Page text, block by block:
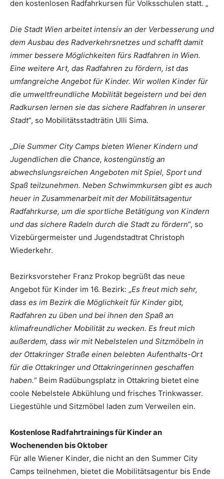
den kostenlosen Radfahrkursen für Volksschulen statt. „
Die Stadt Wien arbeitet intensiv an der Verbesserung und
dem Ausbau des Radverkehrsnetzes und schafft damit
immer bessere Möglichkeiten fürs Radfahren in Wien.
Eine weitere Art, das Radfahren zu fördern, ist das
umfangreiche Angebot für Kinder. Wir wollen Kinder für
die umweltfreundliche Mobilität begeistern und bei den
Radkursen lernen sie das sichere Radfahren in unserer
Stadt“, so Mobilitätsstadträtin Ulli Sima.
„Die Summer City Camps bieten Wiener Kindern und
Jugendlichen die Chance, kostengünstig an
abwechslungsreichen Angeboten mit Spiel, Sport und
Spaß teilzunehmen. Neben Schwimmkursen gibt es auch
heuer in Zusammenarbeit mit der Mobilitätsagentur
Radfahrkurse, um die sportliche Betätigung von Kindern
und das sichere Radeln durch die Stadt zu fördern“, so
Vizebürgermeister und Jugendstadtrat Christoph
Wiederkehr.
Bezirksvorsteher Franz Prokop begrüßt das neue
Angebot für Kinder im 16. Bezirk: „Es freut mich sehr,
dass es im Bezirk die Möglichkeit für Kinder gibt,
Radfahren zu üben und bei ihnen den Spaß an
klimafreundlicher Mobilität zu wecken. Es freut mich
außerdem, dass wir mit Nebelstelen und Sitzmöbeln in
der Ottakringer Straße einen belebten Aufenthalts-Ort
für die Ottakringer und Ottakringerinnen geschaffen
haben.“ Beim Radübungsplatz in Ottakring bietet eine
coole Nebelstele Abkühlung und frisches Trinkwasser.
Liegestühle und Sitzmöbel laden zum Verweilen ein.
Kostenlose Radfahrtrainings für Kinder an
Wochenenden bis Oktober
Für alle Wiener Kinder, die nicht an den Summer City
Camps teilnehmen, bietet die Mobilitätsagentur bis Ende